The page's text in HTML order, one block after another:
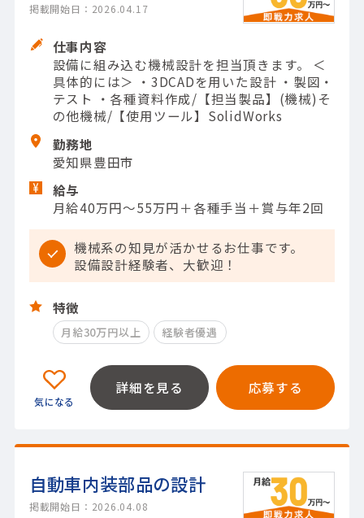
掲載開始日：2026.04.17
仕事内容
設備に組み込む機械設計を担当頂きます。 ＜
具体的には＞ ・3DCADを用いた設計 ・製図・
テスト ・各種資料作成/【担当製品】(機械)そ
の他機械/【使用ツール】SolidWorks
勤務地
愛知県豊田市
給与
月給40万円～55万円＋各種手当＋賞与年2回
機械系の知見が活かせるお仕事です。
設備設計経験者、大歓迎！
特徴
月給30万円以上 経験者優遇
詳細を見る 応募する
自動車内装部品の設計
掲載開始日：2026.04.08